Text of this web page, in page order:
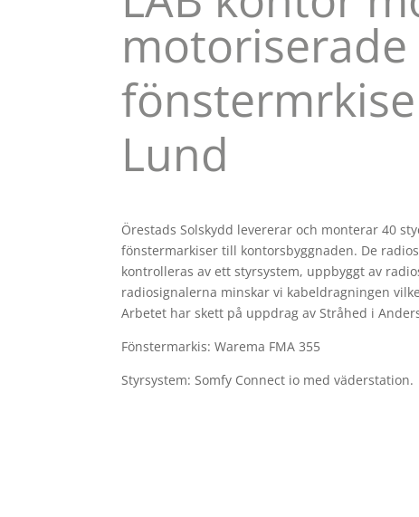
motoriserade
Lund
Örestads Solskydd levererar och monterar 40
fönstermarkiser till kontorsbyggnaden. De
kontrolleras av ett styrsystem, uppbyggt av
radiosignalerna minskar vi kabeldragningen
Arbetet har skett på uppdrag av Stråhed i
Fönstermarkis: Warema FMA 355
Styrsystem: Somfy Connect io med väderstation.